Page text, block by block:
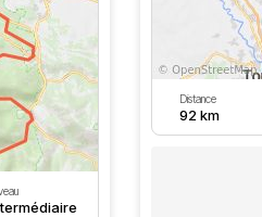
Distance
92 km